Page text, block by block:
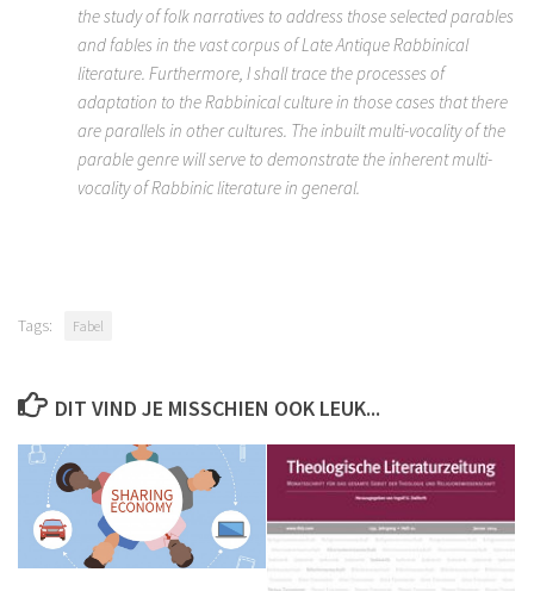
the study of folk narratives to address those selected parables
and fables in the vast corpus of Late Antique Rabbinical
literature. Furthermore, I shall trace the processes of
adaptation to the Rabbinical culture in those cases that there
are parallels in other cultures. The inbuilt multi-vocality of the
parable genre will serve to demonstrate the inherent multi-
vocality of Rabbinic literature in general.
Tags: Fabel
DIT VIND JE MISSCHIEN OOK LEUK...